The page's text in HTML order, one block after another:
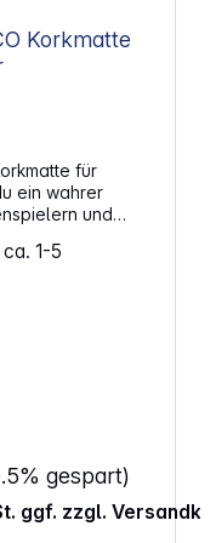
für
ein wahrer
und
das Beste
das
Textur der
Schutz und
1-5
gespart)
ggf. zzgl.